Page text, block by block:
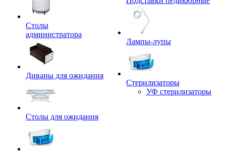
Столы
администратора
Диваны для ожидания
Столы для ожидания
Лампы-лупы
Стерилизаторы
УФ стерилизаторы